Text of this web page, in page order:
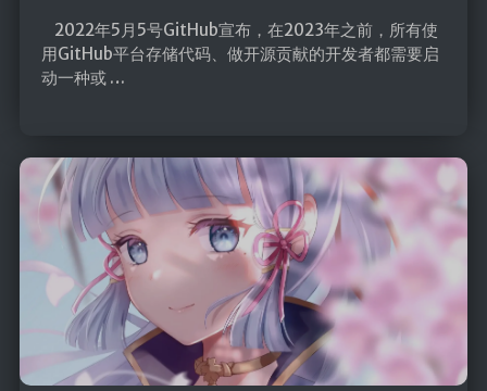
2022年5月5号GitHub宣布，在2023年之前，所有使
用GitHub平台存储代码、做开源贡献的开发者都需要启
动一种或 …
微服务
Dubbo
SpringCloud
SpringCloudAlibaba
数据库
Redis
Mysql